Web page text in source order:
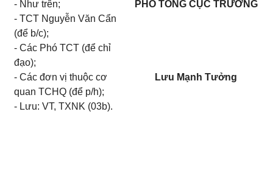
- Như trên;
- TCT Nguyễn VănCẩn
(để b/c);
- Các Phó TCT (để chỉ
đạo);
- Cácđơn vị thuộc cơ
quan TCHQ (để p/h);
- Lưu: VT, TXNK (03b).
PHÓ TỔNG CỤC TRƯỞNG
Lưu Mạnh Tưởng